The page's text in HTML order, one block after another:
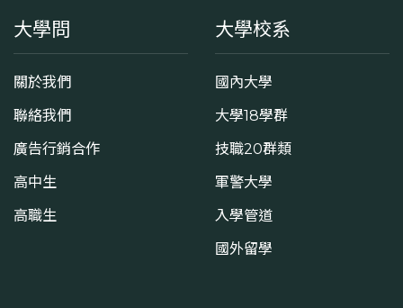
大學問
關於我們
聯絡我們
廣告行銷合作
高中生
高職生
大學校系
國內大學
大學18學群
技職20群類
軍警大學
入學管道
國外留學